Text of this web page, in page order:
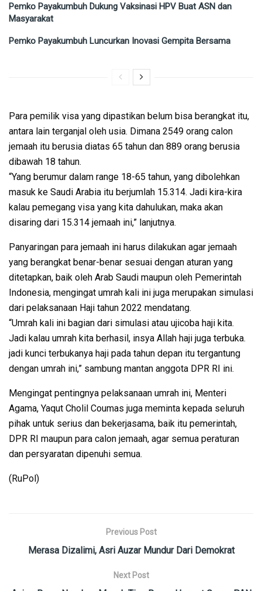
Pemko Payakumbuh Dukung Vaksinasi HPV Buat ASN dan
Masyarakat
Pemko Payakumbuh Luncurkan Inovasi Gempita Bersama
Para pemilik visa yang dipastikan belum bisa berangkat itu,
antara lain terganjal oleh usia. Dimana 2549 orang calon
jemaah itu berusia diatas 65 tahun dan 889 orang berusia
dibawah 18 tahun.
“Yang berumur dalam range 18-65 tahun, yang dibolehkan
masuk ke Saudi Arabia itu berjumlah 15.314. Jadi kira-kira
kalau pemegang visa yang kita dahulukan, maka akan
disaring dari 15.314 jemaah ini,” lanjutnya.
Panyaringan para jemaah ini harus dilakukan agar jemaah
yang berangkat benar-benar sesuai dengan aturan yang
ditetapkan, baik oleh Arab Saudi maupun oleh Pemerintah
Indonesia, mengingat umrah kali ini juga merupakan simulasi
dari pelaksanaan Haji tahun 2022 mendatang.
“Umrah kali ini bagian dari simulasi atau ujicoba haji kita.
Jadi kalau umrah kita berhasil, insya Allah haji juga terbuka.
jadi kunci terbukanya haji pada tahun depan itu tergantung
dengan umrah ini,” sambung mantan anggota DPR RI ini.
Mengingat pentingnya pelaksanaan umrah ini, Menteri
Agama, Yaqut Cholil Coumas juga meminta kepada seluruh
pihak untuk serius dan bekerjasama, baik itu pemerintah,
DPR RI maupun para calon jemaah, agar semua peraturan
dan persyaratan dipenuhi semua.
(RuPol)
Previous Post
Merasa Dizalimi, Asri Auzar Mundur Dari Demokrat
Next Post